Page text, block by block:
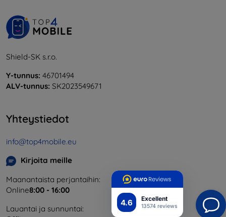
4.6 Excellent
13574 reviews
Shield-SK s.r.o.
Y-tunnus: 46701494
ALV-tunnus: SK2023549671
Yhteystiedot
info@top4mobile.eu
Kirjoita meille
Maanantaista perjantaihin:
Online8:00 - 16:00
Lauantai ja sunnuntai: